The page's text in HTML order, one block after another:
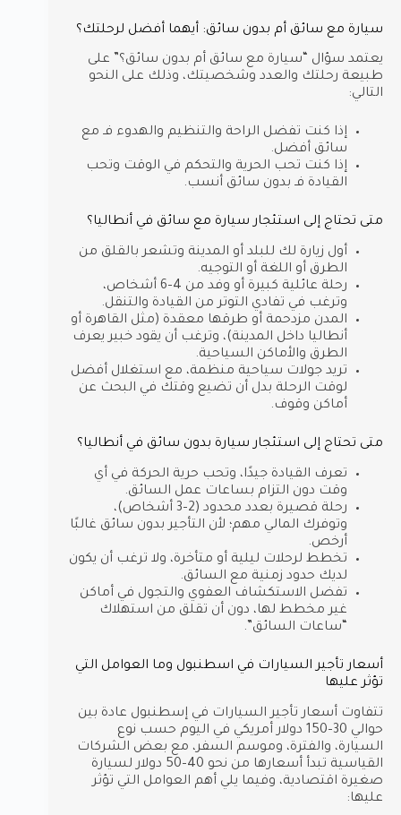
سيارة مع سائق أم بدون سائق: أيهما أفضل لرحلتك؟
يعتمد سؤال “سيارة مع سائق أم بدون سائق؟” على
طبيعة رحلتك والعدد وشخصيتك، وذلك على النحو
التالي:
إذا كنت تفضل الراحة والتنظيم والهدوء فـ مع
سائق أفضل.
إذا كنت تحب الحرية والتحكم في الوقت وتحب
القيادة فـ بدون سائق أنسب.
متى تحتاج إلى استئجار سيارة مع سائق في أنطاليا؟
أول زيارة لك للبلد أو المدينة وتشعر بالقلق من
الطرق أو اللغة أو التوجيه.
رحلة عائلية كبيرة أو وفد من 4–6 أشخاص،
وترغب في تفادي التوتر من القيادة والتنقل.
المدن مزدحمة أو طرقها معقدة (مثل القاهرة أو
أنطاليا داخل المدينة)، وترغب أن يقود خبير يعرف
الطرق والأماكن السياحية.
تريد جولات سياحية منظمة، مع استغلال أفضل
لوقت الرحلة بدل أن تضيع وقتك في البحث عن
أماكن وقوف.
متى تحتاج إلى استئجار سيارة بدون سائق في أنطاليا؟
تعرف القيادة جيدًا، وتحب حرية الحركة في أي
وقت دون التزام بساعات عمل السائق.
رحلة قصيرة بعدد محدود (2–3 أشخاص)،
وتوفرك المالي مهم؛ لأن التأجير بدون سائق غالبًا
أرخص.
تخطط لرحلات ليلية أو متأخرة، ولا ترغب أن يكون
لديك حدود زمنية مع السائق.
تفضل الاستكشاف العفوي والتجول في أماكن
غير مخطط لها، دون أن تقلق من استهلاك
“ساعات السائق”.
أسعار تأجير السيارات في اسطنبول وما العوامل التي
تؤثر عليها
تتفاوت أسعار تأجير السيارات في إسطنبول عادة بين
حوالي 30–150 دولار أمريكي في اليوم حسب نوع
السيارة، والفترة، وموسم السفر، مع بعض الشركات
القياسية تبدأ أسعارها من نحو 40–50 دولار لسيارة
صغيرة اقتصادية، وفيما يلي أهم العوامل التي تؤثر
عليها: